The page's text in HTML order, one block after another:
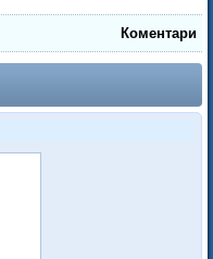
Коментари